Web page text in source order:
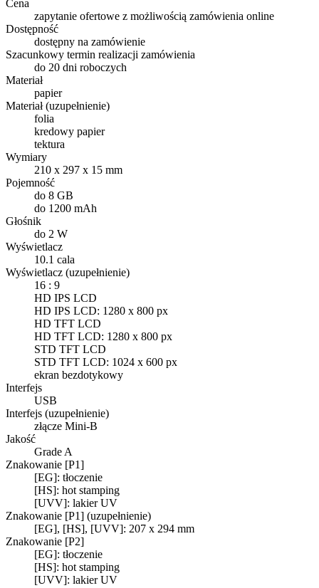
Cena
zapytanie ofertowe z możliwością zamówienia online
Dostępność
dostępny na zamówienie
Szacunkowy termin realizacji zamówienia
do 20 dni roboczych
Materiał
papier
Materiał (uzupełnienie)
folia
kredowy papier
tektura
Wymiary
210 x 297 x 15 mm
Pojemność
do 8 GB
do 1200 mAh
Głośnik
do 2 W
Wyświetlacz
10.1 cala
Wyświetlacz (uzupełnienie)
16 : 9
HD IPS LCD
HD IPS LCD: 1280 x 800 px
HD TFT LCD
HD TFT LCD: 1280 x 800 px
STD TFT LCD
STD TFT LCD: 1024 x 600 px
ekran bezdotykowy
Interfejs
USB
Interfejs (uzupełnienie)
złącze Mini-B
Jakość
Grade A
Znakowanie [P1]
[EG]: tłoczenie
[HS]: hot stamping
[UVV]: lakier UV
Znakowanie [P1] (uzupełnienie)
[EG], [HS], [UVV]: 207 x 294 mm
Znakowanie [P2]
[EG]: tłoczenie
[HS]: hot stamping
[UVV]: lakier UV